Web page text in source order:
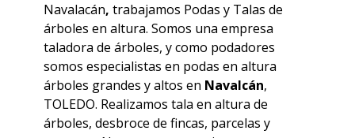
Navalacán, trabajamos Podas y Talas de
árboles en altura. Somos una empresa
taladora de árboles, y como podadores
somos especialistas en podas en altura
árboles grandes y altos en Navalcán,
TOLEDO. Realizamos tala en altura de
árboles, desbroce de fincas, parcelas y